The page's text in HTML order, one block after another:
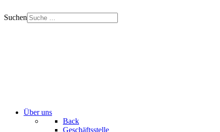
Suchen
Über uns
Back
Geschäftsstelle